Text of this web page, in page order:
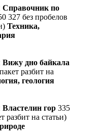
Справочник по
327 без пробелов
Техника,
Вижу дно байкала
разбит на
геология
Властелин гор 335
разбит на статьи)